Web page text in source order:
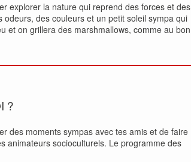
explorer la nature qui reprend des forces et des
des couleurs et un petit soleil sympa qui
et on grillera des marshmallows, comme au bon
?
des moments sympas avec tes amis et de faire
animateurs socioculturels. Le programme des